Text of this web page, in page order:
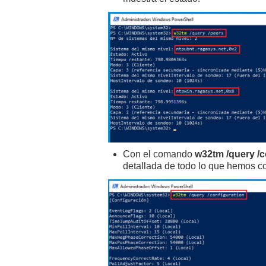
Con el comando w32tm /query /
detallada de todo lo que hemos